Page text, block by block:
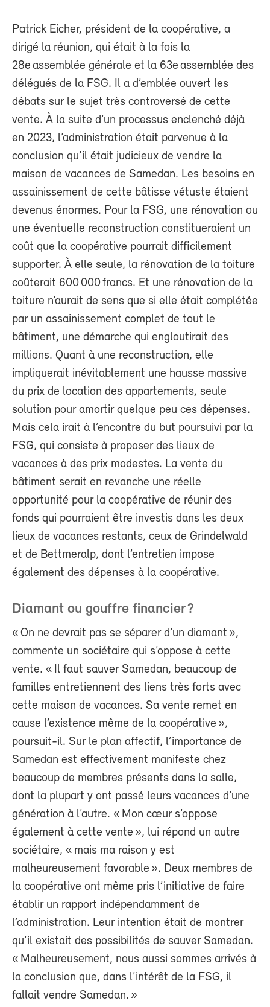
Patrick Eicher, président de la coopérative, a
dirigé la réunion, qui était à la fois la
28e assemblée générale et la 63e assemblée des
délégués de la FSG. Il a d’emblée ouvert les
débats sur le sujet très controversé de cette
vente. À la suite d’un processus enclenché déjà
en 2023, l’administration était parvenue à la
conclusion qu’il était judicieux de vendre la
maison de vacances de Samedan. Les besoins en
assainissement de cette bâtisse vétuste étaient
devenus énormes. Pour la FSG, une rénovation ou
une éventuelle reconstruction constitueraient un
coût que la coopérative pourrait difficilement
supporter. À elle seule, la rénovation de la toiture
coûterait 600 000 francs. Et une rénovation de la
toiture n’aurait de sens que si elle était complétée
par un assainissement complet de tout le
bâtiment, une démarche qui engloutirait des
millions. Quant à une reconstruction, elle
impliquerait inévitablement une hausse massive
du prix de location des appartements, seule
solution pour amortir quelque peu ces dépenses.
Mais cela irait à l’encontre du but poursuivi par la
FSG, qui consiste à proposer des lieux de
vacances à des prix modestes. La vente du
bâtiment serait en revanche une réelle
opportunité pour la coopérative de réunir des
fonds qui pourraient être investis dans les deux
lieux de vacances restants, ceux de Grindelwald
et de Bettmeralp, dont l’entretien impose
également des dépenses à la coopérative.
Diamant ou gouffre financier ?
« On ne devrait pas se séparer d’un diamant »,
commente un sociétaire qui s’oppose à cette
vente. « Il faut sauver Samedan, beaucoup de
familles entretiennent des liens très forts avec
cette maison de vacances. Sa vente remet en
cause l’existence même de la coopérative »,
poursuit-il. Sur le plan affectif, l’importance de
Samedan est effectivement manifeste chez
beaucoup de membres présents dans la salle,
dont la plupart y ont passé leurs vacances d’une
génération à l’autre. « Mon cœur s’oppose
également à cette vente », lui répond un autre
sociétaire, « mais ma raison y est
malheureusement favorable ». Deux membres de
la coopérative ont même pris l’initiative de faire
établir un rapport indépendamment de
l’administration. Leur intention était de montrer
qu’il existait des possibilités de sauver Samedan.
« Malheureusement, nous aussi sommes arrivés à
la conclusion que, dans l’intérêt de la FSG, il
fallait vendre Samedan. »